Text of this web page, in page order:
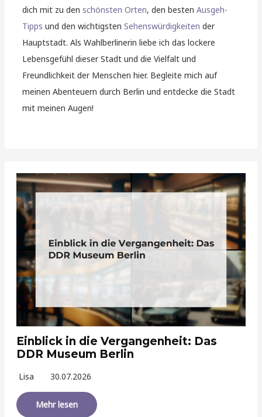
dich mit zu denschönsten Orten, den bestenAusgeh-
Tipps und den wichtigstenSehenswürdigkeiten der
Hauptstadt. Als Wahlberlinerin liebe ich das lockere
Lebensgefühl dieser Stadt und die Vielfalt und
Freundlichkeit der Menschen hier. Begleite mich auf
meinen Abenteuern durch Berlin und entdecke die Stadt
mit meinen Augen!
Einblick in die Vergangenheit: Das
DDR Museum Berlin
Lisa 30.07.2026
Mehr lesen